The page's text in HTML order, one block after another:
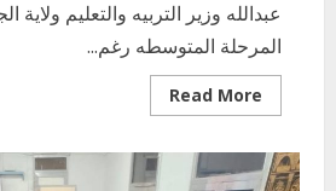
عبدالله وزير التربيه والتعليم ولاية
المرحلة المتوسطه رغم...
Read More
more
الدوري
لمدراء